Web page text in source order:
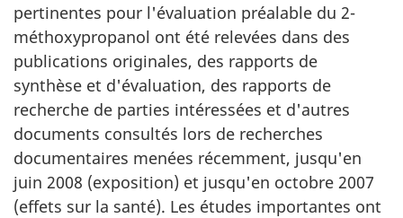
pertinentes pour l'évaluation préalable du 2-
méthoxypropanol ont été relevées dans des
publications originales, des rapports de
synthèse et d'évaluation, des rapports de
recherche de parties intéressées et d'autres
documents consultés lors de recherches
documentaires menées récemment, jusqu'en
juin 2008 (exposition) et jusqu'en octobre 2007
(effets sur la santé). Les études importantes ont